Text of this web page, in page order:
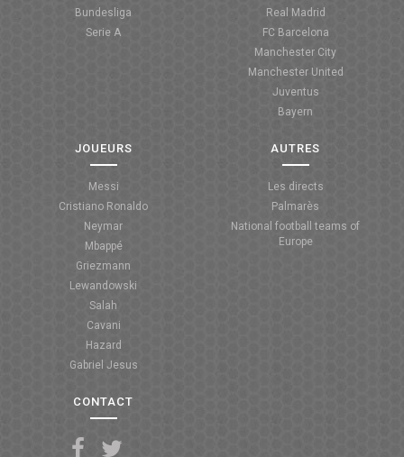
COUPE DE FRANCE
Bundesliga
Serie A
Real Madrid
FC Barcelona
Manchester City
Manchester United
Juventus
Bayern
JOUEURS
Messi
Cristiano Ronaldo
Neymar
Mbappé
Griezmann
Lewandowski
Salah
Cavani
Hazard
Gabriel Jesus
AUTRES
Les directs
Palmarès
National football teams of
Europe
CONTACT